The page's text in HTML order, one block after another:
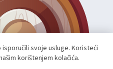
isporučili svoje usluge. Koristeći
korištenjem kolačića.